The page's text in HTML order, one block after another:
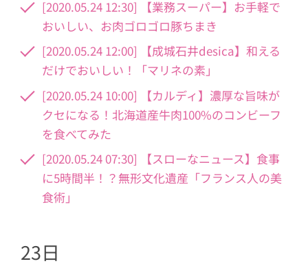
[2020.05.24 12:30] 【業務スーパー】お手軽で
おいしい、お肉ゴロゴロ豚ちまき
[2020.05.24 12:00] 【成城石井desica】和える
だけでおいしい！「マリネの素」
[2020.05.24 10:00] 【カルディ】濃厚な旨味が
クセになる！北海道産牛肉100%のコンビーフ
を食べてみた
[2020.05.24 07:30] 【スローなニュース】食事
に5時間半！？無形文化遺産「フランス人の美
食術」
23日